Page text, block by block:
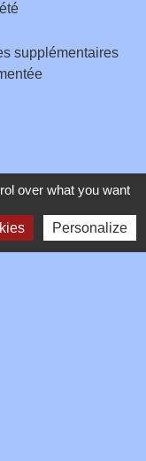
supplémentaires
micro-
over what you want
Personalize